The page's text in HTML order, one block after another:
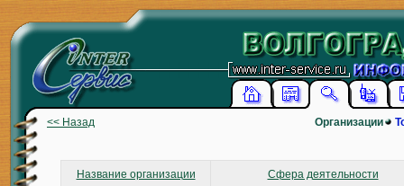
<< Назад Организации
Название организации Сфера деятельности